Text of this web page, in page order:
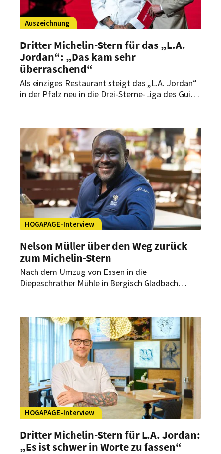
Auszeichnung
Dritter Michelin-Stern für das „L.A.
Jordan“: „Das kam sehr
überraschend“
Als einziges Restaurant steigt das „L.A. Jordan“
in der Pfalz neu in die Drei-Sterne-Liga des Guide
warum er seinen Job liebt.
HOGAPAGE-Interview
Nelson Müller über den Weg zurück
zum Michelin-Stern
Nach dem Umzug von Essen in die
Diepeschrather Mühle in Bergisch Gladbach
Im Interview mit HOGAPAGE spricht der
Spitzenkoch über den Neustart, den
zurückgewonnenen Michelin-Stern und die
Zukunft des Restaurants.
HOGAPAGE-Interview
Dritter Michelin-Stern für L.A. Jordan:
„Es ist schwer in Worte zu fassen“